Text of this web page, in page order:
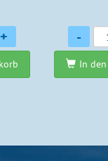
+ Anzahl
-
In